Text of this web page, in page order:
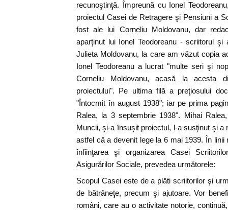
recunoştinţă. Împreună cu Ionel
proiectul Casei de Retragere şi Pensiuni a
fost ale lui Corneliu Moldovanu, dar
aparţinut lui Ionel Teodoreanu - scriitorul şi
Julieta Moldovanu, la care am văzut copia
Ionel Teodoreanu a lucrat "multe seri şi
Corneliu Moldovanu, acasă la acesta
proiectului". Pe ultima filă a preţiosului
"Întocmit în august 1938"; iar pe prima
Ralea, la 3 septembrie 1938". Mihai
Muncii, şi-a însuşit proiectul, l-a susţinut şi a
astfel că a devenit lege la 6 mai 1939. În
înfiinţarea şi organizarea Casei
Asigurărilor Sociale, prevedea următorele:
Scopul Casei este de a plăti scriitorilor şi
de bătrâneţe, precum şi ajutoare. Vor
români, care au o activitate notorie,